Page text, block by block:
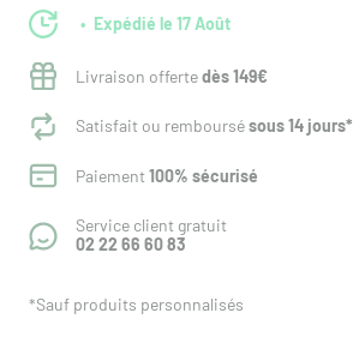
Expédié le 17 Août
Livraison offertedès 149€
Satisfait ou remboursésous 14 jours*
Paiement100% sécurisé
Service client gratuit
02 22 66 60 83
*Sauf produits personnalisés